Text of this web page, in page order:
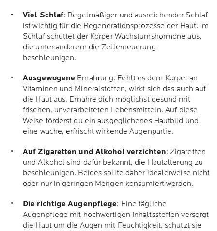
Viel Schlaf: Regelmäßiger und ausreichender Schlaf
ist wichtig für die Regenerationsprozesse der Haut. Im
Schlaf schüttet der Körper Wachstumshormone aus,
die unter anderem die Zellerneuerung
beschleunigen.
Ausgewogene Ernährung: Fehlt es dem Körper an
Vitaminen und Mineralstoffen, wirkt sich das auch auf
die Haut aus. Ernähre dich möglichst gesund mit
frischen, unverarbeiteten Lebensmitteln. Auf diese
Weise förderst du ein ausgeglichenes Hautbild und
eine wache, erfrischt wirkende Augenpartie.
Auf Zigaretten und Alkohol verzichten: Zigaretten
und Alkohol sind dafür bekannt, die Hautalterung zu
beschleunigen. Beides sollte daher idealerweise nicht
oder nur in geringen Mengen konsumiert werden.
Die richtige Augenpflege: Eine tägliche
Augenpflege mit hochwertigen Inhaltsstoffen versorgt
die Haut um die Augen mit Feuchtigkeit, schützt sie